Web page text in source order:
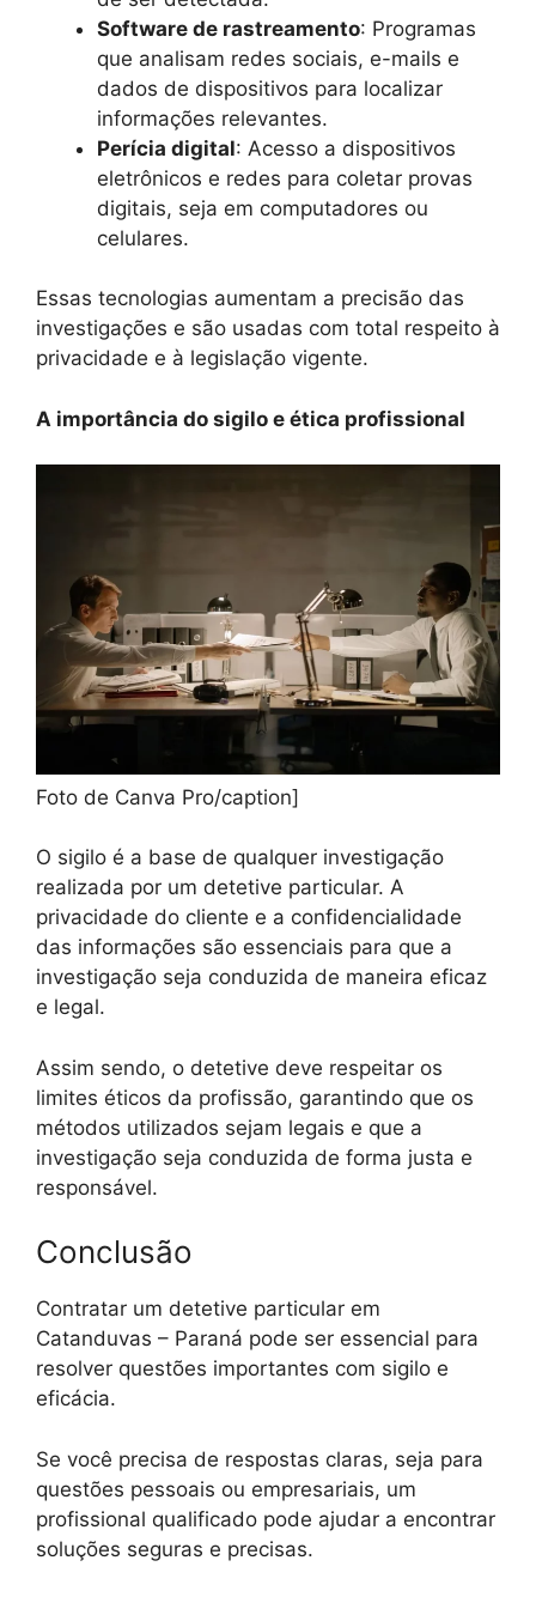
Software de rastreamento: Programas
que analisam redes sociais, e-mails e
dados de dispositivos para localizar
informações relevantes.
Perícia digital: Acesso a dispositivos
eletrônicos e redes para coletar provas
digitais, seja em computadores ou
celulares.
Essas tecnologias aumentam a precisão das
investigações e são usadas com total respeito à
privacidade e à legislação vigente.
A importância do sigilo e ética profissional
Foto de Canva Pro/caption]
O sigilo é a base de qualquer investigação
realizada por um detetive particular. A
privacidade do cliente e a confidencialidade
das informações são essenciais para que a
investigação seja conduzida de maneira eficaz
e legal.
Assim sendo, o detetive deve respeitar os
limites éticos da profissão, garantindo que os
métodos utilizados sejam legais e que a
investigação seja conduzida de forma justa e
responsável.
Conclusão
Contratar um detetive particular em
Catanduvas – Paraná pode ser essencial para
resolver questões importantes com sigilo e
eficácia.
Se você precisa de respostas claras, seja para
questões pessoais ou empresariais, um
profissional qualificado pode ajudar a encontrar
soluções seguras e precisas.